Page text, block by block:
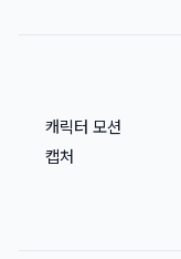
캐릭터 모션
캡처